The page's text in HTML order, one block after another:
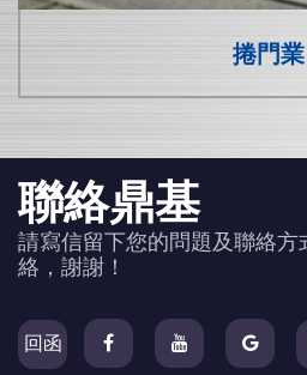
捲門業
聯絡鼎基
請寫信留下您的問題及聯絡
絡，謝謝！
回函